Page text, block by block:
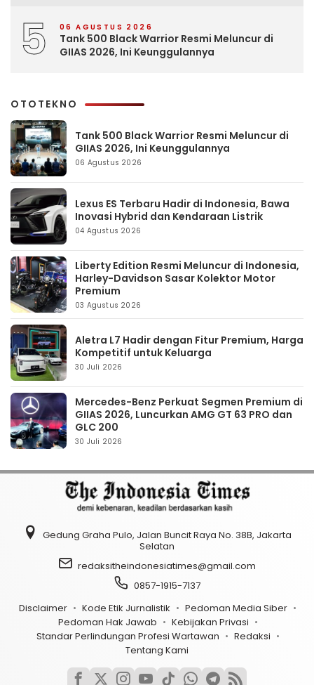
5 06 AGUSTUS 2026
Tank 500 Black Warrior Resmi Meluncur di
GIIAS 2026, Ini Keunggulannya
OTOTEKNO
Tank 500 Black Warrior Resmi Meluncur di
GIIAS 2026, Ini Keunggulannya
06 Agustus 2026
Lexus ES Terbaru Hadir di Indonesia, Bawa
Inovasi Hybrid dan Kendaraan Listrik
04 Agustus 2026
Liberty Edition Resmi Meluncur di Indonesia,
Harley-Davidson Sasar Kolektor Motor
Premium
03 Agustus 2026
Aletra L7 Hadir dengan Fitur Premium, Harga
Kompetitif untuk Keluarga
30 Juli 2026
Mercedes-Benz Perkuat Segmen Premium di
GIIAS 2026, Luncurkan AMG GT 63 PRO dan
GLC 200
30 Juli 2026
Gedung Graha Pulo, Jalan Buncit Raya No. 38B, Jakarta
Selatan
redaksitheindonesiatimes@gmail.com
0857-1915-7137
Disclaimer
Kode Etik Jurnalistik
Pedoman Media Siber
Pedoman Hak Jawab
Kebijakan Privasi
Standar Perlindungan Profesi Wartawan
Redaksi
Tentang Kami